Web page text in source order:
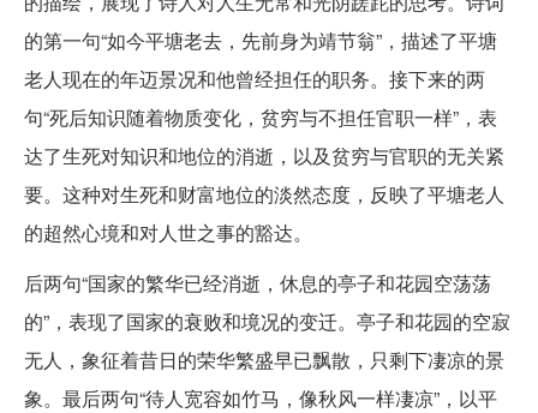
的第一句“如今平塘老去，先前身为靖节翁”，描述了平塘
老人现在的年迈景况和他曾经担任的职务。接下来的两
句“死后知识随着物质变化，贫穷与不担任官职一样”，表
达了生死对知识和地位的消逝，以及贫穷与官职的无关紧
要。这种对生死和财富地位的淡然态度，反映了平塘老人
的超然心境和对人世之事的豁达。
后两句“国家的繁华已经消逝，休息的亭子和花园空荡荡
的”，表现了国家的衰败和境况的变迁。亭子和花园的空寂
无人，象征着昔日的荣华繁盛早已飘散，只剩下凄凉的景
象。最后两句“待人宽容如竹马，像秋风一样凄凉”，以平